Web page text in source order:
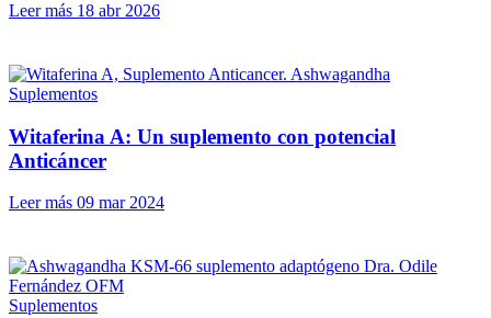
Leer más 18 abr 2026
Suplementos
Witaferina A: Un suplemento con potencial
Anticáncer
Leer más 09 mar 2024
Suplementos